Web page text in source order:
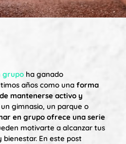
grupo ha ganado
años como una forma
mantenerse activo y
un gimnasio, un parque o
en grupo ofrece una serie
motivarte a alcanzar tus
En este post